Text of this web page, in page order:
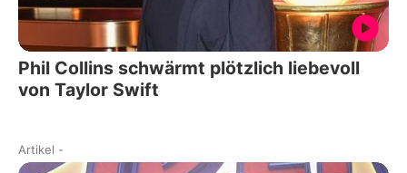
Phil Collins schwärmt plötzlich liebevoll
von Taylor Swift
Artikel -